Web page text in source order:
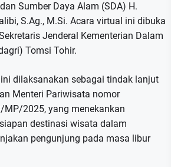
Sumber Daya Alam (SDA) H.
S.Ag., M.Si. Acara virtual ini dibuka
Jenderal Kementerian Dalam
Tomsi Tohir.
dilaksanakan sebagai tindak lanjut
Menteri Pariwisata nomor
2025, yang menekankan
destinasi wisata dalam
pengunjung pada masa libur